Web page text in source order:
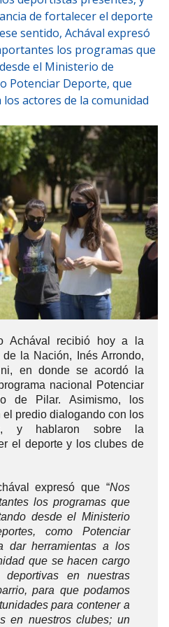
de fortalecer el deporte
sentido, Achával expresó
los programas que
el Ministerio de
Potenciar Deporte, que
actores de la comunidad
Achával recibió hoy a la
la Nación, Inés Arrondo,
en donde se acordó la
nacional Potenciar
de Pilar. Asimismo, los
predio dialogando con los
y hablaron sobre la
el deporte y los clubes de
expresó que “Nos
los programas que
desde el Ministerio
como Potenciar
dar herramientas a los
que se hacen cargo
en nuestras
para que podamos
para contener a
en nuestros clubes; un